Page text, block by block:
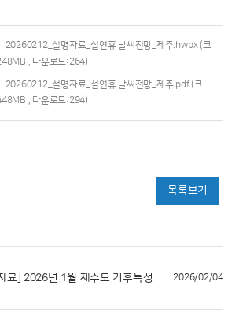
20260212_설명자료_설연휴 날씨전망_제주.hwpx (크
, 다운로드:264)
20260212_설명자료_설연휴 날씨전망_제주.pdf (크
, 다운로드:294)
목록보기
료] 2026년 1월 제주도 기후특성 2026/02/04